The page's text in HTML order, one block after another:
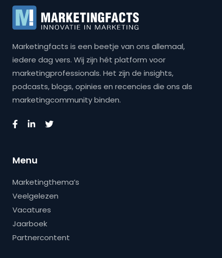
Marketingfacts is een beetje van ons allemaal,
iedere dag vers. Wij zijn hét platform voor
marketingprofessionals. Het zijn de insights,
podcasts, blogs, opinies en recencies die ons als
marketingcommunity binden.
Menu
Marketingthema’s
Veelgelezen
Vacatures
Jaarboek
Partnercontent